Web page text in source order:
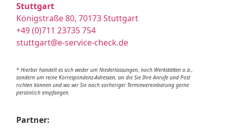
Stuttgart
Königstraße 80, 70173 Stuttgart
+49 (0)711 23735 754
stuttgart@e-service-check.de
* Hierbei handelt es sich weder um Niederlassungen, noch Werkstätten o.ä.,
sondern um reine Korrespondenz-Adressen, an die Sie Ihre Anrufe und Post
richten können und wo wir Sie nach vorheriger Terminvereinbarung gerne
persönlich empfangen.
Partner: